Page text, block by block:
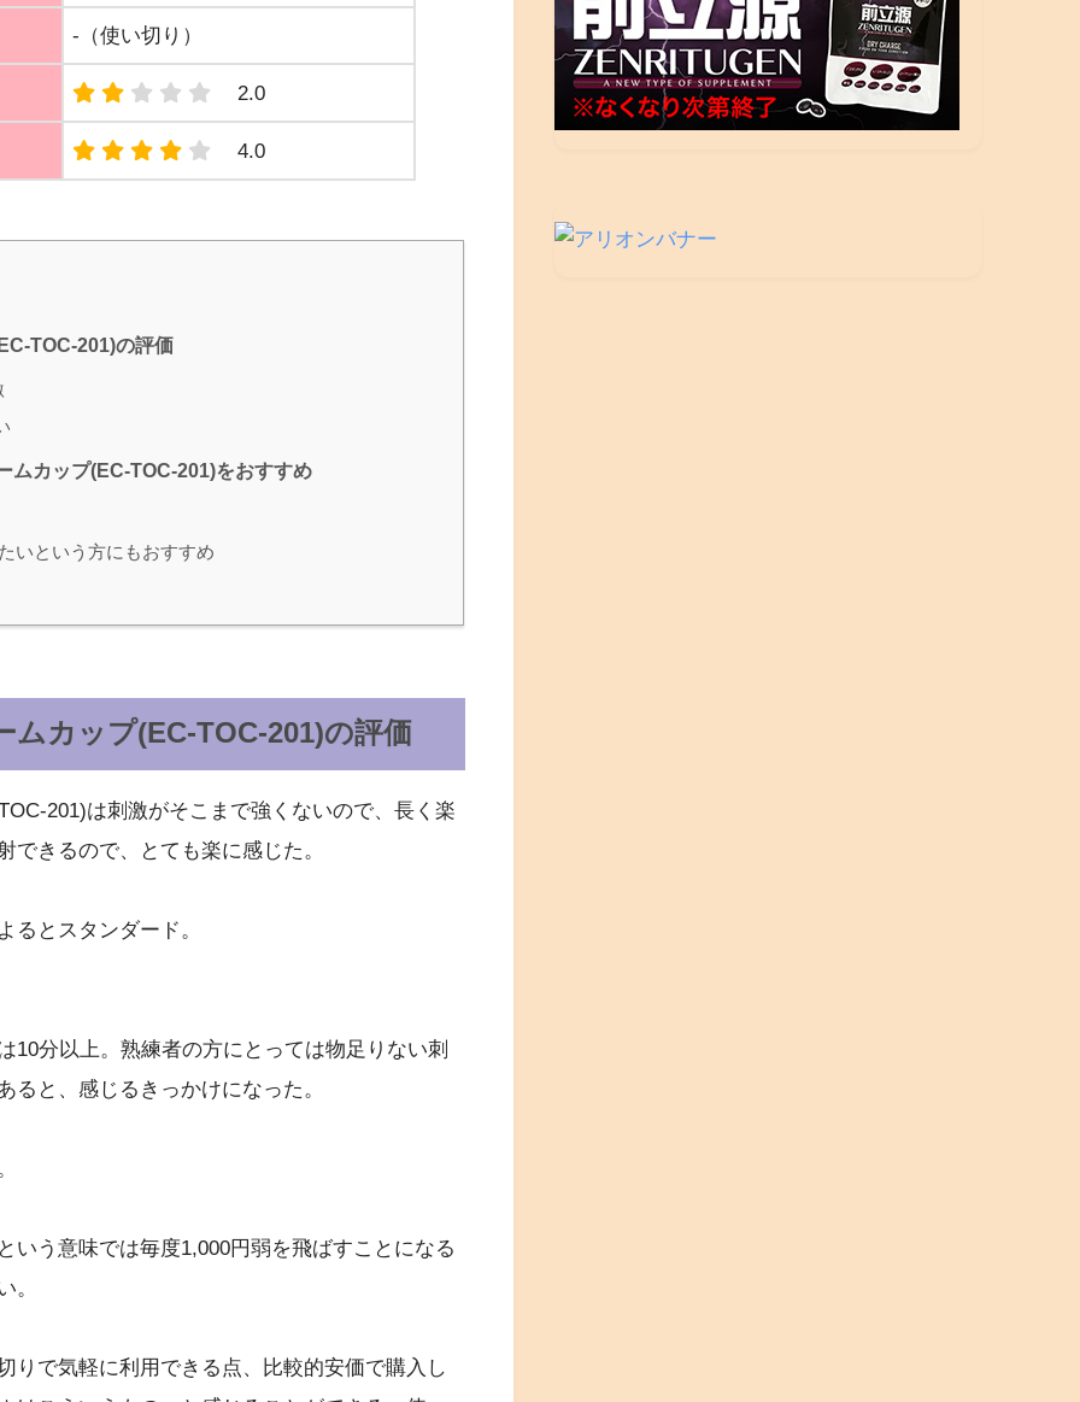
-（使い切り）
2.0
4.0
TOC-201)の評価
ムカップ(EC-TOC-201)をおすすめ
いという方にもおすすめ
カップ(EC-TOC-201)の評価
201)は刺激がそこまで強くないので、長く楽
きるので、とても楽に感じた。
るとスタンダード。
10分以上。熟練者の方にとっては物足りない刺
と、感じるきっかけになった。
いう意味では毎度1,000円弱を飛ばすことになる
。
りで気軽に利用できる点、比較的安価で購入し